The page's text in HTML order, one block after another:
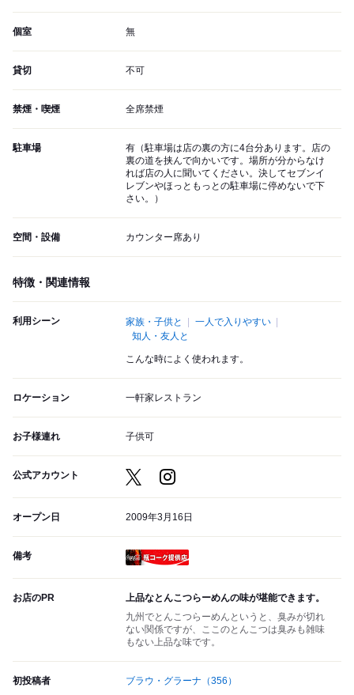
個室 無
貸切 不可
禁煙・喫煙 全席禁煙
駐車場
有（駐車場は店の裏の方に4台分あります。店の
裏の道を挟んで向かいです。場所が分からなけ
れば店の人に聞いてください。決してセブンイ
レブンやほっともっとの駐車場に停めないで下
さい。）
空間・設備 カウンター席あり
特徴・関連情報
利用シーン 家族・子供と
一人で入りやすい
知人・友人と
こんな時によく使われます。
ロケーション 一軒家レストラン
お子様連れ 子供可
公式アカウント
オープン日 2009年3月16日
備考
お店のPR
上品なとんこつらーめんの味が堪能できます。
九州でとんこつらーめんというと、臭みが切れ
ない関係ですが、ここのとんこつは臭みも雑味
もない上品な味です。
初投稿者 ブラウ・グラーナ （356）